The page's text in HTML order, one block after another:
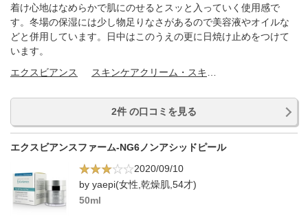
着け心地はなめらかで肌にのせるとスッと入っていく使用感で
す。冬場の保湿には少し物足りなさがあるので美容液やオイルな
どと併用しています。日中はこのうえの更に日焼け止めをつけて
います。
エクスビアンス
2件 の口コミを見る
エクスビアンスファーム‐NG6ノンアシッドピール
2020/09/10
by yaepi(女性,乾燥肌,54才)
50ml